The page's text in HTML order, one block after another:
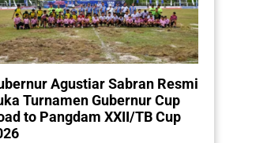
Agustiar Sabran Resmi
Turnamen Gubernur Cup
to Pangdam XXII/TB Cup